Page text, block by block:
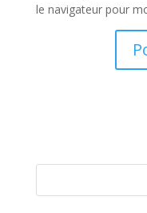
le navigateur pour